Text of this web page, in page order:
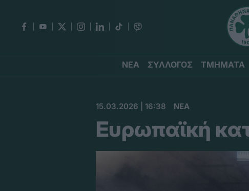
ΝΕΑ ΣΥΛΛΟΓΟΣ ΤΜΗΜΑΤΑ
15.03.2026 | 16:38 ΝΕΑ
Ευρωπαϊκή